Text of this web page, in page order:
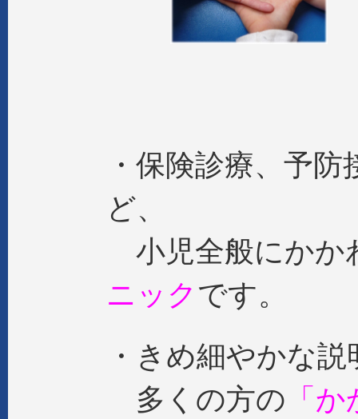
・保険診療、予
ど、
小児全般にかか
ニック です。
・きめ細やかな
多くの方の 「